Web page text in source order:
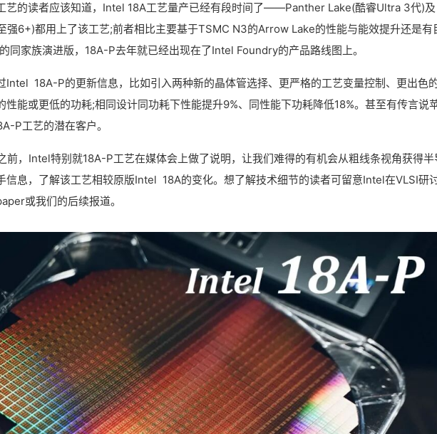
艺的读者应该知道，Intel 18A工艺量产已经有段时间了——Panther Lake(酷睿Ultra 3代)及
6+)都用上了该工艺;前者相比主要基于TSMC N3的Arrow Lake的性能与能效提升还是有
同家族演进版，18A-P去年就已经出现在了Intel Foundry的产品路线图上。
Intel 18A-P的更新信息，比如引入两种新的晶体管选择、更严格的工艺变量控制、更出色
性能或更低的功耗;相同设计同功耗下性能提升9%、同性能下功耗降低18%。甚至有传言说
P工艺的潜在客户。
，Intel特别就18A-P工艺在媒体会上做了说明，让我们难得的有机会从粗线条视角获得半
信息，了解该工艺相较原版Intel 18A的变化。想了解技术细节的读者可留意Intel在VLSI研
或我们的后续报道。